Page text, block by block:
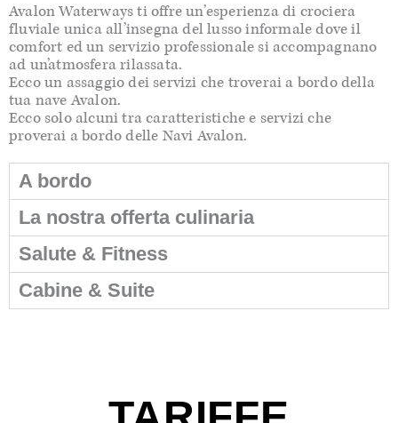
Avalon Waterways ti offre un’esperienza di crociera
fluviale unica all’insegna del lusso informale dove il
comfort ed un servizio professionale si accompagnano
ad un’atmosfera rilassata.
Ecco un assaggio dei servizi che troverai a bordo della
tua nave Avalon.
Ecco solo alcuni tra caratteristiche e servizi che
proverai a bordo delle Navi Avalon.
A bordo
La nostra offerta culinaria
Salute & Fitness
Cabine & Suite